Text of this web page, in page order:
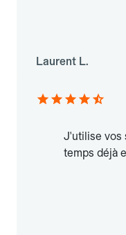
Laurent L.
J'utilise vos
temps déjà